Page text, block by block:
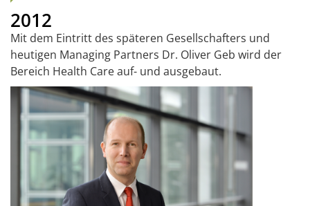
2012
Mit dem Eintritt des späteren Gesellschafters und
heutigen Managing Partners Dr. Oliver Geb wird der
Bereich Health Care auf- und ausgebaut.